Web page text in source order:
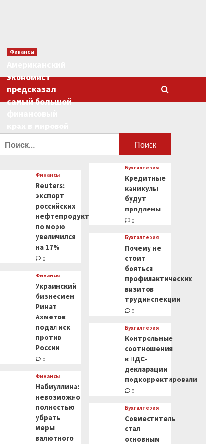
Финансы
экономист
предсказал
самый большой
Финансы
Reuters:
экспорт
российских
нефтепродуктов
по морю
увеличился
на 17%
0
Финансы
Украинский
бизнесмен
Ринат
Ахметов
подал иск
против
России
0
Финансы
Набиуллина:
невозможно
полностью
убрать
меры
валютного
Бухгалтерия
Кредитные
каникулы
будут
продлены
0
Бухгалтерия
Почему не
стоит
бояться
профилактических
визитов
трудинспекции
0
Бухгалтерия
Контрольные
соотношения
к НДС-
декларации
подкорректировали
0
Бухгалтерия
Совместитель
стал
основным